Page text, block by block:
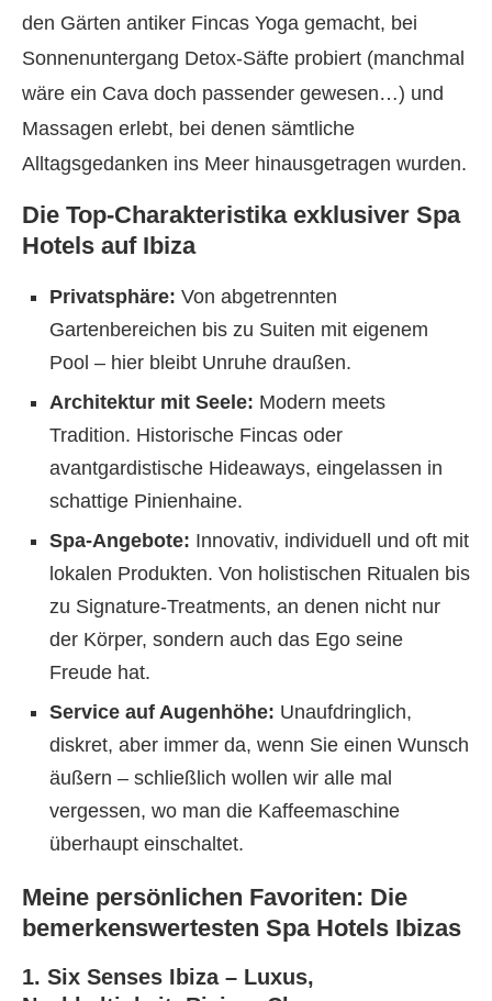
den Gärten antiker Fincas Yoga gemacht, bei
Sonnenuntergang Detox-Säfte probiert (manchmal
wäre ein Cava doch passender gewesen…) und
Massagen erlebt, bei denen sämtliche
Alltagsgedanken ins Meer hinausgetragen wurden.
Die Top-Charakteristika exklusiver Spa
Hotels auf Ibiza
Privatsphäre: Von abgetrennten
Gartenbereichen bis zu Suiten mit eigenem
Pool – hier bleibt Unruhe draußen.
Architektur mit Seele: Modern meets
Tradition. Historische Fincas oder
avantgardistische Hideaways, eingelassen in
schattige Pinienhaine.
Spa-Angebote: Innovativ, individuell und oft mit
lokalen Produkten. Von holistischen Ritualen bis
zu Signature-Treatments, an denen nicht nur
der Körper, sondern auch das Ego seine
Freude hat.
Service auf Augenhöhe: Unaufdringlich,
diskret, aber immer da, wenn Sie einen Wunsch
äußern – schließlich wollen wir alle mal
vergessen, wo man die Kaffeemaschine
überhaupt einschaltet.
Meine persönlichen Favoriten: Die
bemerkenswertesten Spa Hotels Ibizas
1. Six Senses Ibiza – Luxus,